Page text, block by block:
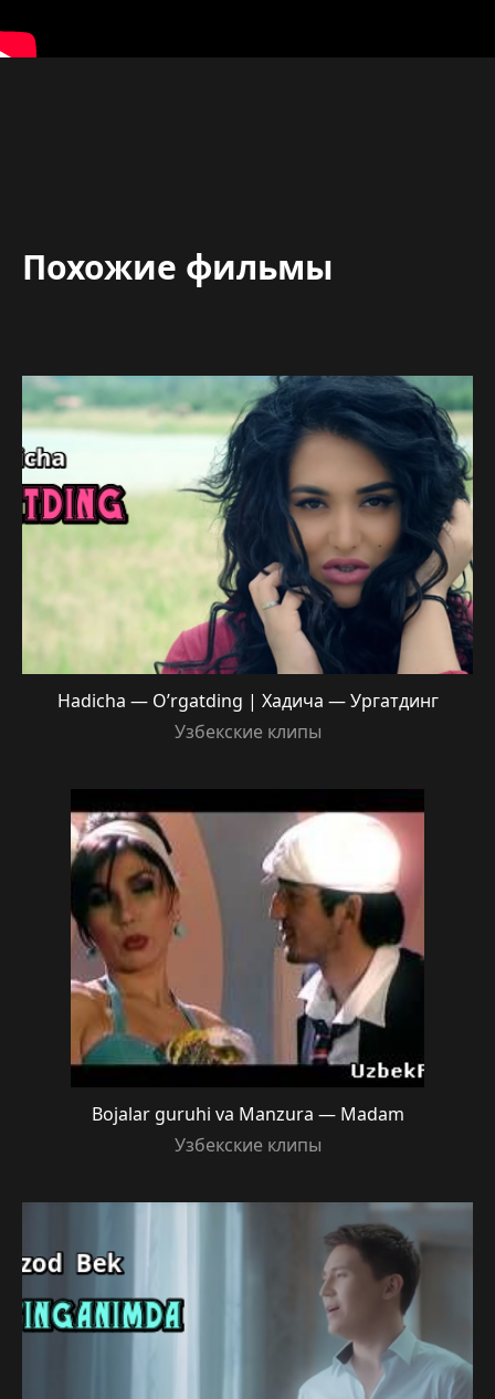
Похожие фильмы
Hadicha — O’rgatding | Хадича — Ургатдинг
Узбекские клипы
Bojalar guruhi va Manzura — Madam
Узбекские клипы